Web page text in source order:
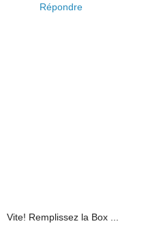
Répondre
Vite! Remplissez la Box ...